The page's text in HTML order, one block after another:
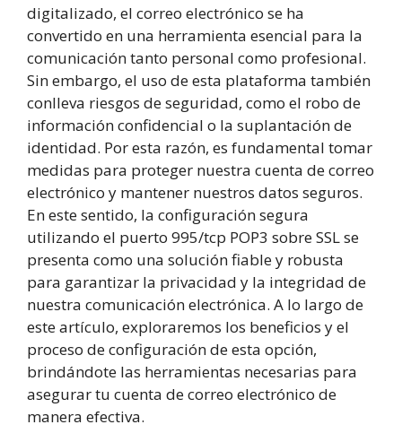
digitalizado, el correo electrónico se ha
convertido en una herramienta esencial para la
comunicación tanto personal como profesional.
Sin embargo, el uso de esta plataforma también
conlleva riesgos de seguridad, como el robo de
información confidencial o la suplantación de
identidad. Por esta razón, es fundamental tomar
medidas para proteger nuestra cuenta de correo
electrónico y mantener nuestros datos seguros.
En este sentido, la configuración segura
utilizando el puerto 995/tcp POP3 sobre SSL se
presenta como una solución fiable y robusta
para garantizar la privacidad y la integridad de
nuestra comunicación electrónica. A lo largo de
este artículo, exploraremos los beneficios y el
proceso de configuración de esta opción,
brindándote las herramientas necesarias para
asegurar tu cuenta de correo electrónico de
manera efectiva.